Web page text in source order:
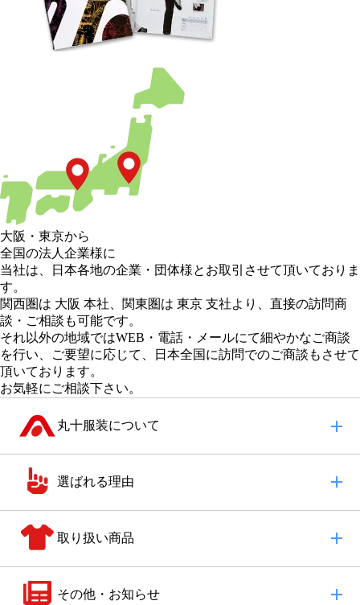
大阪 ・ 東京から
全国の法人企業様に
当社は、日本各地の企業・団体様とお取引させて頂いておりま
す。
関西圏は 大阪 本社
関東圏は 東京 支社より、直接の訪問商
談・ご相談も可能です。
それ以外の地域ではWEB・電話・メールにて細やかなご商談
を行い、
ご要望に応じて、日本全国に訪問でのご商談もさせて
頂いております。
お気軽にご相談下さい。
丸十服装について
選ばれる理由
取り扱い商品
その他・お知らせ